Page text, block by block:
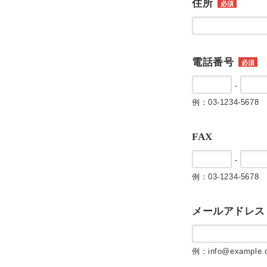
住所 必須
電話番号 必須
-
例：03-1234-5678
FAX
-
例：03-1234-5678
メールアドレス
例：